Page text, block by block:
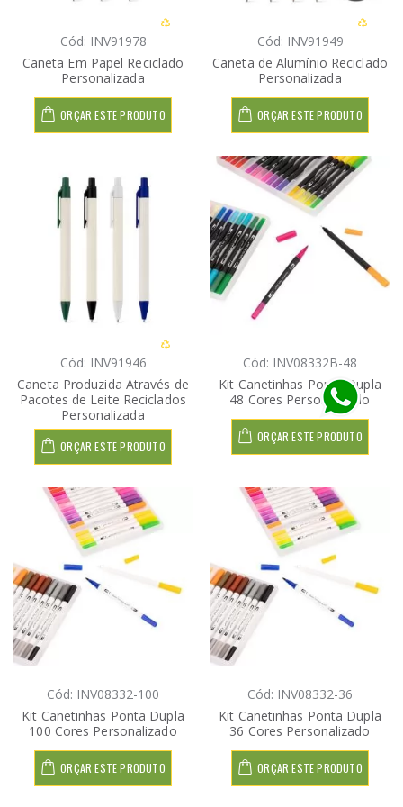
Cód: INV91978
Caneta Em Papel Reciclado
Personalizada
ORÇAR ESTE PRODUTO
Cód: INV91949
Caneta de Alumínio Reciclado
Personalizada
ORÇAR ESTE PRODUTO
Cód: INV91946
Caneta Produzida Através de
Pacotes de Leite Reciclados
Personalizada
ORÇAR ESTE PRODUTO
Cód: INV08332B-48
Kit Canetinhas Ponta Dupla
48 Cores Personalizado
ORÇAR ESTE PRODUTO
Cód: INV08332-100
Kit Canetinhas Ponta Dupla
100 Cores Personalizado
ORÇAR ESTE PRODUTO
Cód: INV08332-36
Kit Canetinhas Ponta Dupla
36 Cores Personalizado
ORÇAR ESTE PRODUTO